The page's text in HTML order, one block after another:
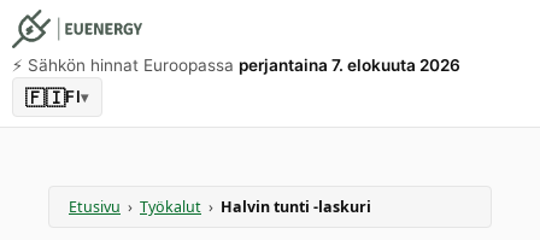
⚡️ Sähkön hinnat Euroopassa perjantaina 7. elokuuta 2026
🇫🇮FI▾
Etusivu › Työkalut › Halvin tunti -laskuri